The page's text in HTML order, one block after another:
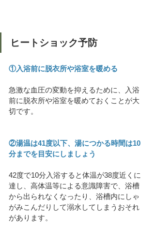
ヒートショック予防
①入浴前に脱衣所や浴室を暖める
急激な血圧の変動を抑えるために、入浴
前に脱衣所や浴室を暖めておくことが大
切です。
②湯温は41度以下、湯につかる時間は10
分までを目安にしましょう
42度で10分入浴すると体温が38度近くに
達し、高体温等による意識障害で、浴槽
から出られなくなったり、浴槽内にしゃ
がみこんだりして溺水してしまうおそれ
があります。